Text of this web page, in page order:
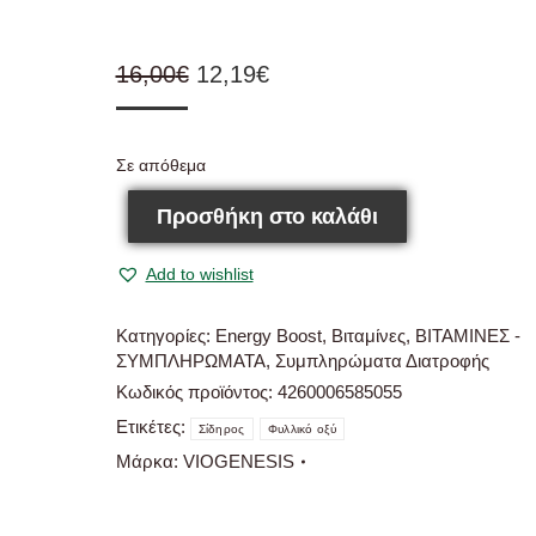
16,00€ Original
16,00€.
12,19€Η
είναι:
12,19€.
Σε απόθεμα
Προσθήκη στο καλάθι
Add to wishlist
Κατηγορίες: Energy Boost, Βιταμίνες, ΒΙΤΑΜΙΝΕΣ -
ΣΥΜΠΛΗΡΩΜΑΤΑ, Συμπληρώματα Διατροφής
Κωδικός προϊόντος: 4260006585055
Ετικέτες:
Σίδηρος Φυλλικό οξύ
Μάρκα: VIOGENESIS